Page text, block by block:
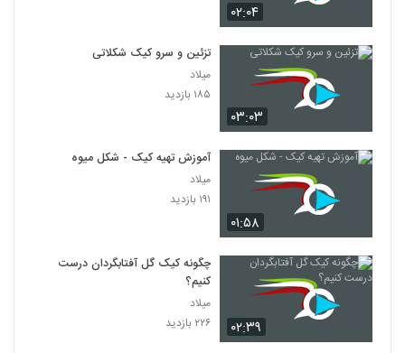
۰۲:۰۴
۰۳:۰۳
تزئین و سرو کیک شکلاتی
میلاد
۱۸۵ بازدید
۰۱:۵۸
آموزش تهیه کیک - شکل میوه
میلاد
۱۹۱ بازدید
۰۲:۳۹
چگونه کیک گل آفتابگردان درست
کنیم؟
میلاد
۲۲۶ بازدید